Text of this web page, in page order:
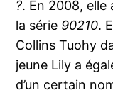
?. En 2008, elle
la série 90210.
Collins Tuohy
jeune Lily a
d’un certain